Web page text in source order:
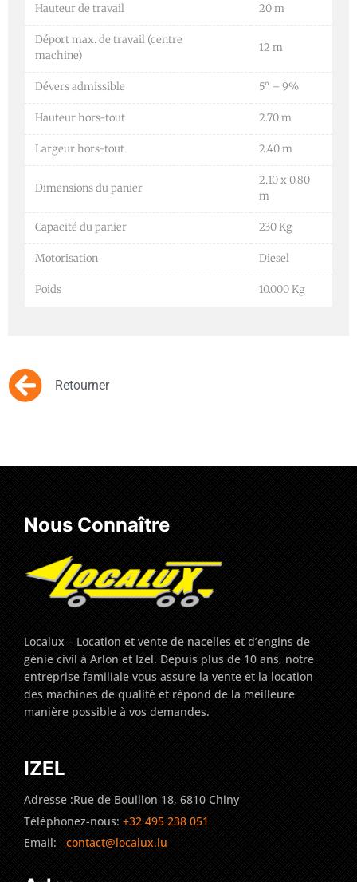
Hauteur de travail 20 m
Déport max. de travail (centre
machine)
12 m
Dévers admissible 5° – 9%
Hauteur hors-tout 2.70 m
Largeur hors-tout 2.40 m
Dimensions du panier
2.10 x 0.80
m
Capacité du panier 230 Kg
Motorisation Diesel
Poids 10.000 Kg
Retourner
Nous Connaître
Localux – Location et vente de nacelles et d’engins de
génie civil à Arlon et Izel. Depuis plus de 10 ans, notre
entreprise familiale vous assure la vente et la location
des machines de qualité et répond de la meilleure
manière possible à vos demandes.
IZEL
Adresse :Rue de Bouillon 18, 6810 Chiny
Téléphonez-nous: +32 495 238 051
Email: contact@localux.lu